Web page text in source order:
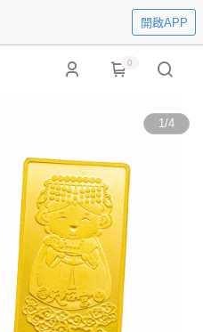
開啟APP
0
1/4